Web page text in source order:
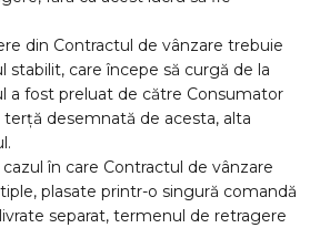
din Contractul de vânzare trebuie
care începe să curgă de la
a fost preluat de către Consumator
desemnată de acesta, alta
în care Contractul de vânzare
plasate printr-o singură comandă
separat, termenul de retragere